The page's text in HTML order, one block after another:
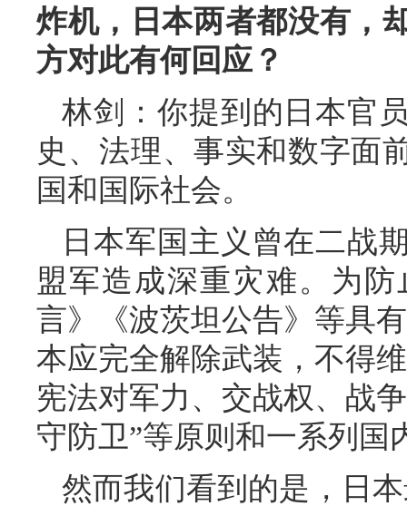
炸机，日本两者都没有，
方对此有何回应？
林剑：你提到的日本官
史、法理、事实和数字面
国和国际社会。
日本军国主义曾在二战
盟军造成深重灾难。为
言》《波茨坦公告》等具
本应完全解除武装，不得
宪法对军力、交战权、战
守防卫”等原则和一系列国
然而我们看到的是，日